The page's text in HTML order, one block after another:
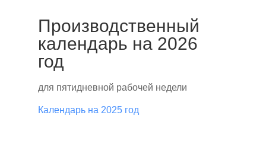
Производственный
календарь на 2026
год
для пятидневной рабочей недели
Календарь на 2025 год